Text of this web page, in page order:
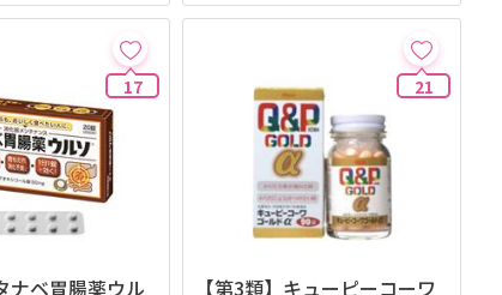
17
ナベ胃腸薬ウル
21
【第3類】キューピーコーワ